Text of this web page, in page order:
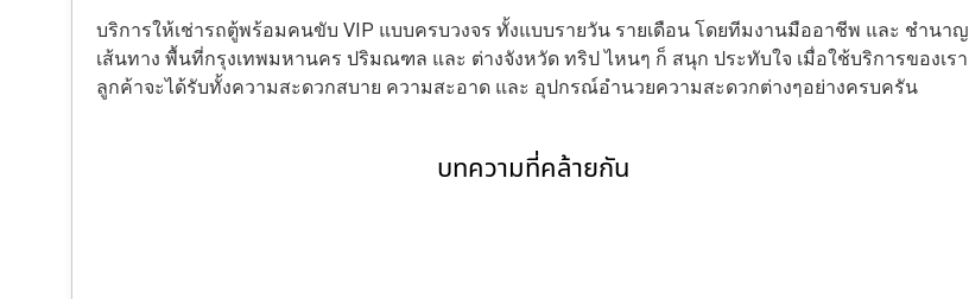
บริการให้เช่ารถตู้พร้อมคนขับ VIP แบบครบวงจร ทั้งแบบรายวัน รายเดือน โดยทีมงานมืออาชีพ และ ชำนาญ
เส้นทาง พื้นที่กรุงเทพมหานคร ปริมณฑล และ ต่างจังหวัด ทริป ไหนๆ ก็ สนุก ประทับใจ เมื่อใช้บริการของเรา
ลูกค้าจะได้รับทั้งความสะดวกสบาย ความสะอาด และ อุปกรณ์อำนวยความสะดวกต่างๆอย่างครบครัน
บทความที่คล้ายกัน